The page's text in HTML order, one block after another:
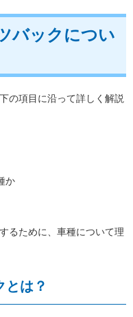
バックについ
の項目に沿って詳しく解説
か
るために、車種について理
とは？